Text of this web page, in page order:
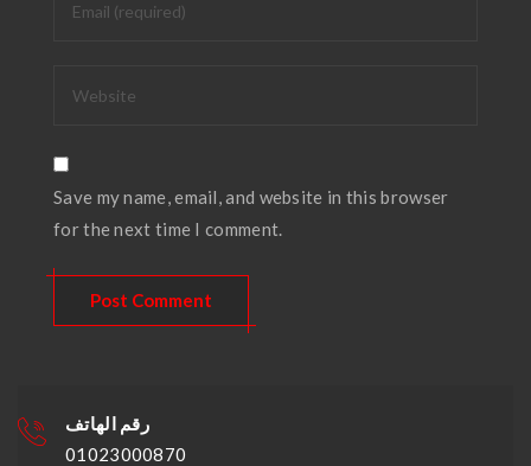
Save my name, email, and website in this browser
for the next time I comment.
رقم الهاتف
01023000870